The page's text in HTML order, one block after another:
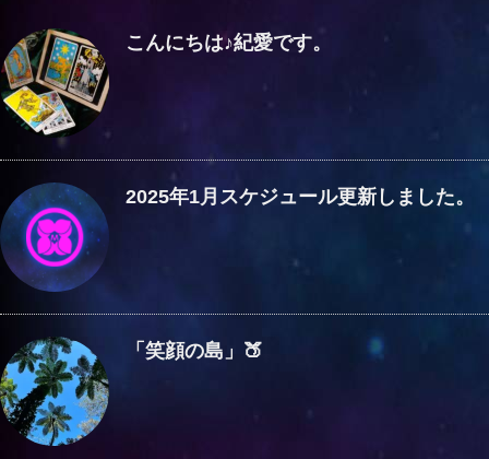
こんにちは♪紀愛です。
2025年1月スケジュール更新しました。
「笑顔の島」🍑